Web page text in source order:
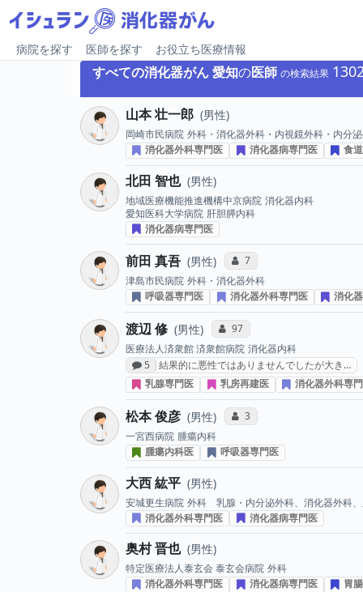
病院を探す 医師を探す お役立ち医療情報
すべての消化器がん愛知の医師 の検索結果
山本 壮一郎 男性
岡崎市民病院 外科・消化器外科・内視鏡外科・内分
消化器外科専門医
消化器病専門医 食
北田 智也 男性
地域医療機能推進機構中京病院 消化器内科
愛知医科大学病院 肝胆膵内科
消化器病専門医
前田 真吾 男性 コミュニケーション・タイプ
7
津島市民病院 外科・消化器外科
呼吸器専門医
消化器外科専門医 消化
渡辺 修 男性 コミュニケーション・タイプ投
97
医療法人済衆館 済衆館病院 消化器内科
感想投稿数
5
結果的に悪性ではありませんでしたが大き…
乳腺専門医
乳房再建医 消化器外科専
松本 俊彦 男性 コミュニケーション・タイプ
3
一宮西病院 腫瘍内科
腫瘍内科医
呼吸器専門医
大西 紘平 男性
安城更生病院 外科 乳腺・内分泌外科、消化器外科
消化器外科専門医
消化器病専門医
奥村 晋也 男性
特定医療法人泰玄会 泰玄会病院 外科
消化器外科専門医
消化器病専門医 胃